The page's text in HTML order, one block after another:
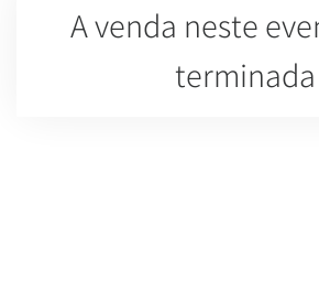
A venda neste
terminada